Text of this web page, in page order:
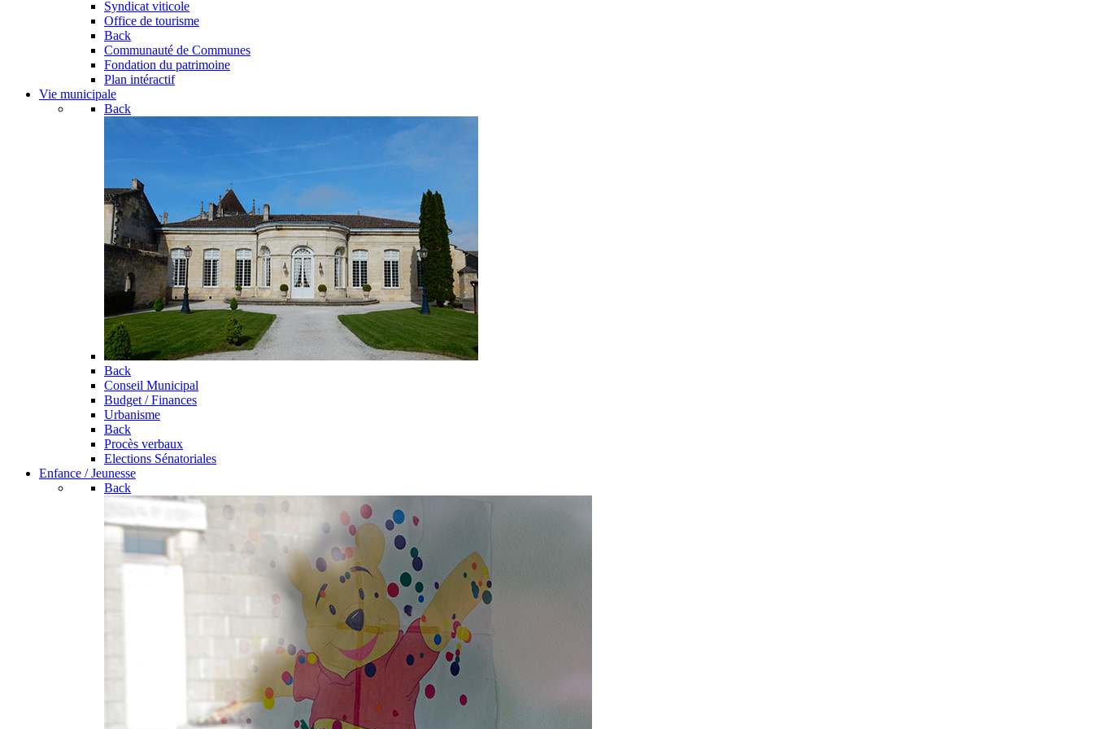
Syndicat viticole
Office de tourisme
Back
Communauté de Communes
Fondation du patrimoine
Plan intéractif
Vie municipale
Back
Back
Conseil Municipal
Budget / Finances
Urbanisme
Back
Procès verbaux
Elections Sénatoriales
Enfance / Jeunesse
Back